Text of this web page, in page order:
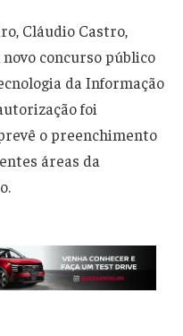
Cláudio Castro,
concurso público
da Informação
foi
o preenchimento
áreas da